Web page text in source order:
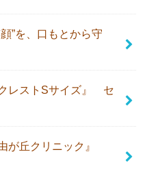
”を、口もとから守
レストSサイズ』 セ
が丘クリニック』